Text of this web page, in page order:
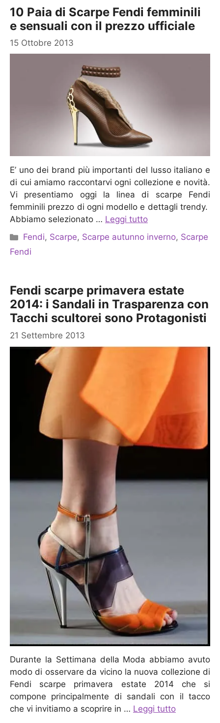
10 Paia di Scarpe Fendi femminili
e sensuali con il prezzo ufficiale
15 Ottobre 2013
E’ uno dei brand più importanti del lusso italiano e
di cui amiamo raccontarvi ogni collezione e novità.
Vi presentiamo oggi la linea di scarpe Fendi
femminili prezzo di ogni modello e dettagli trendy.
Abbiamo selezionato … Leggi tutto
Categorie
Fendi, Scarpe, Scarpe autunno inverno, Scarpe
Fendi
Fendi scarpe primavera estate
2014: i Sandali in Trasparenza con
Tacchi scultorei sono Protagonisti
21 Settembre 2013
Durante la Settimana della Moda abbiamo avuto
modo di osservare da vicino la nuova collezione di
Fendi scarpe primavera estate 2014 che si
compone principalmente di sandali con il tacco
che vi invitiamo a scoprire in … Leggi tutto